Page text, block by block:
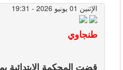
الإثنين 01 يونيو 2026 - 19:31
طنجاوي